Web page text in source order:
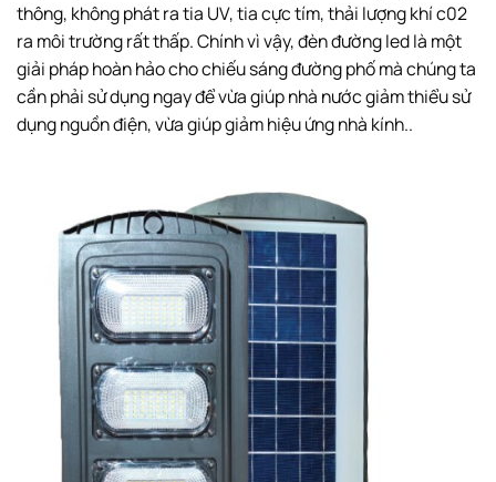
thông, không phát ra tia UV, tia cực tím, thải lượng khí c02
ra môi trường rất thấp. Chính vì vậy, đèn đường led là một
giải pháp hoàn hảo cho chiếu sáng đường phố mà chúng ta
cần phải sử dụng ngay để vừa giúp nhà nước giảm thiểu sử
dụng nguồn điện, vừa giúp giảm hiệu ứng nhà kính..